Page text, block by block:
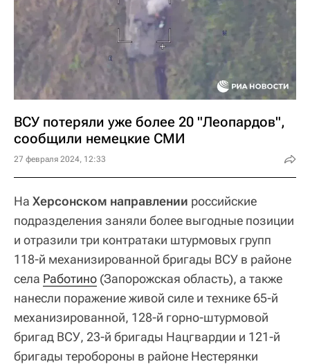
ВСУ потеряли уже более 20 "Леопардов",
сообщили немецкие СМИ
27 февраля 2024, 12:33
На Херсонском направлении российские
подразделения заняли более выгодные позиции
и отразили три контратаки штурмовых групп
118-й механизированной бригады ВСУ в районе
села Работино (Запорожская область), а также
нанесли поражение живой силе и технике 65-й
механизированной, 128-й горно-штурмовой
бригад ВСУ, 23-й бригады Нацгвардии и 121-й
бригады теробороны в районе Нестерянки